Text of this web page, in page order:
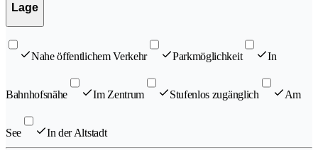
Lage
Nahe öffentlichem Verkehr Parkmöglichkeit In
Bahnhofsnähe Im Zentrum Stufenlos zugänglich Am
See In der Altstadt